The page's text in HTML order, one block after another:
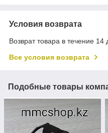
Условия возврата
Возврат товара в течение 14
Все условия возврата
Подобные товары